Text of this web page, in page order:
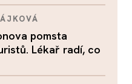
pomsta
Lékař radí, co